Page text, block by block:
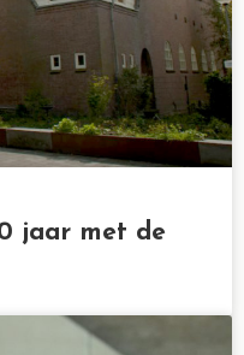
jaar met de